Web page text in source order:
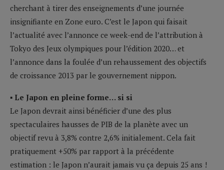
cherchant à tirer des enseignements d’une journée
insignifiante en Zone euro. C’est le Japon qui faisait
l’actualité avec l’annonce ce week-end de l’attribution à
Tokyo des Jeux olympiques pour l’édition 2020… et
l’annonce dans la foulée d’un rehaussement des objectifs
de croissance 2013 par le gouvernement nippon.
▪ Le Japon en pleine forme… si si
Le Japon devrait ainsi bénéficier d’une des plus
spectaculaires hausses de PIB de la planète avec un
objectif revu à 3,8% contre 2,6% initialement. Cela fait
pratiquement +50% par rapport à la précédente
estimation : le Japon n’aurait jamais vu ça depuis 25 ans !